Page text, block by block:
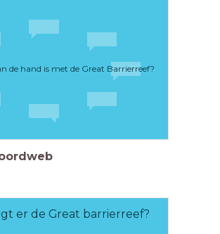
de hand is met de Great Barrierreef?
er de Great barrierreef?